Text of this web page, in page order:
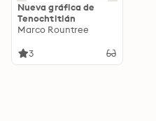
Nueva gráfica de
Tenochtitlán
Marco Rountree
3